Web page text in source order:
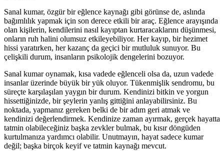
Sanal kumar, özgür bir eğlence kaynağı gibi görünse de, aslında
bağımlılık yapmak için son derece etkili bir araç. Eğlence arayışında
olan kişilerin, kendilerini nasıl kayıptan kurtaracaklarını düşünmesi,
onların ruh halini olumsuz etkileyebiliyor. Her kayıp, bir hezimet
hissi yaratırken, her kazanç da geçici bir mutluluk sunuyor. Bu
çelişkili durum, insanların psikolojik dengelerini bozuyor.
Sanal kumar oynamak, kısa vadede eğlenceli olsa da, uzun vadede
insanlar üzerinde büyük bir yük oluyor. Tükenmişlik sendromu, bu
süreçte karşılaşılan yaygın bir durum. Kendinizi bitkin ve yorgun
hissettiğinizde, bir şeylerin yanlış gittiğini anlayabilirsiniz. Bu
noktada, yapmanız gereken belki de bir adım geri atmak ve
kendinizi değerlendirmek. Kendinize zaman ayırmak, gerçek hayatta
tatmin olabileceğiniz başka zevkler bulmak, bu kısır döngüden
kurtulmanıza yardımcı olabilir. Unutmayın, hayat sadece kumar
değil; başka birçok keyif ve tatmin kaynağı mevcut.